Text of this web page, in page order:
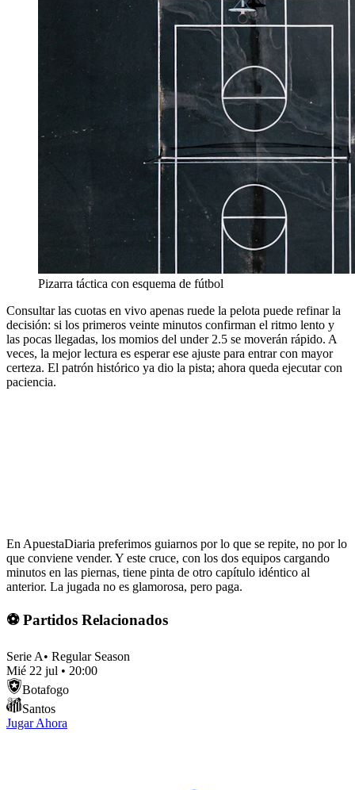
Pizarra táctica con esquema de fútbol
Consultar las cuotas en vivo apenas ruede la pelota puede refinar la
decisión: si los primeros veinte minutos confirman el ritmo lento y
las pocas llegadas, los momios del under 2.5 se moverán rápido. A
veces, la mejor lectura es esperar ese ajuste para entrar con mayor
certeza. El patrón histórico ya dio la pista; ahora queda ejecutar con
paciencia.
En ApuestaDiaria preferimos guiarnos por lo que se repite, no por lo
que conviene vender. Y este cruce, con los dos equipos cargando
minutos en las piernas, tiene pinta de otro capítulo idéntico al
anterior. La jugada no es glamorosa, pero paga.
⚽ Partidos Relacionados
Serie A• Regular Season
Mié 22 jul • 20:00
Botafogo
Santos
Jugar Ahora